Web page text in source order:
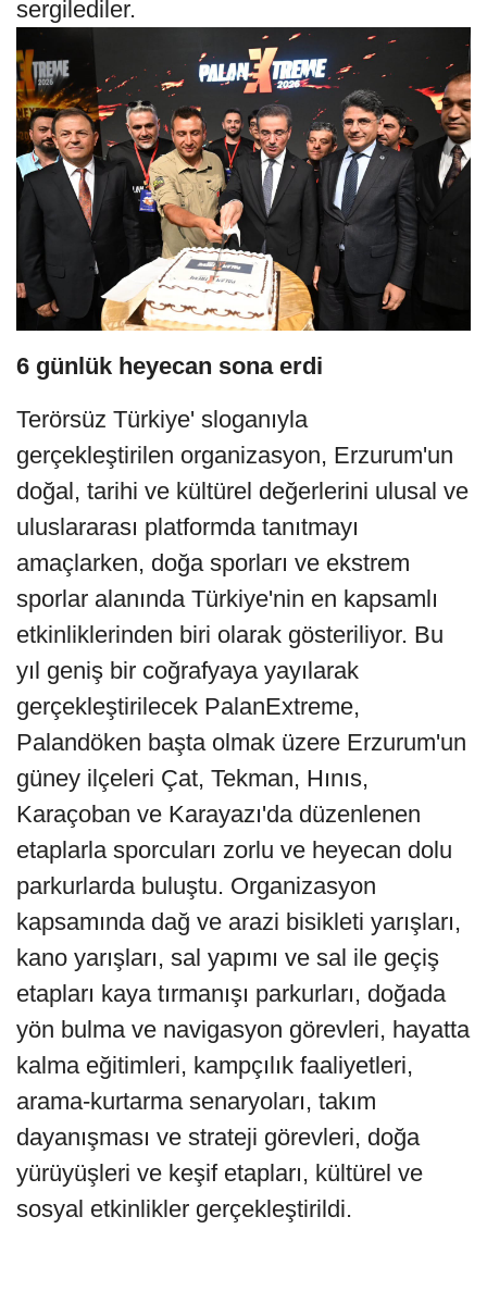
sergilediler.
6 günlük heyecan sona erdi
Terörsüz Türkiye' sloganıyla
gerçekleştirilen organizasyon, Erzurum'un
doğal, tarihi ve kültürel değerlerini ulusal ve
uluslararası platformda tanıtmayı
amaçlarken, doğa sporları ve ekstrem
sporlar alanında Türkiye'nin en kapsamlı
etkinliklerinden biri olarak gösteriliyor. Bu
yıl geniş bir coğrafyaya yayılarak
gerçekleştirilecek PalanExtreme,
Palandöken başta olmak üzere Erzurum'un
güney ilçeleri Çat, Tekman, Hınıs,
Karaçoban ve Karayazı'da düzenlenen
etaplarla sporcuları zorlu ve heyecan dolu
parkurlarda buluştu. Organizasyon
kapsamında dağ ve arazi bisikleti yarışları,
kano yarışları, sal yapımı ve sal ile geçiş
etapları kaya tırmanışı parkurları, doğada
yön bulma ve navigasyon görevleri, hayatta
kalma eğitimleri, kampçılık faaliyetleri,
arama-kurtarma senaryoları, takım
dayanışması ve strateji görevleri, doğa
yürüyüşleri ve keşif etapları, kültürel ve
sosyal etkinlikler gerçekleştirildi.